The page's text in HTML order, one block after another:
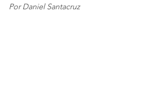
Por Daniel Santacruz